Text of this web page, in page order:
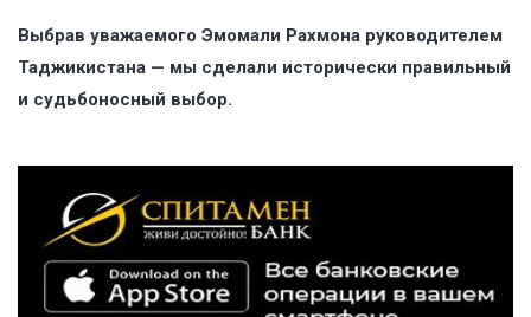
Выбрав уважаемого Эмомали Рахмона руководителем
Таджикистана — мы сделали исторически правильный
и судьбоносный выбор.